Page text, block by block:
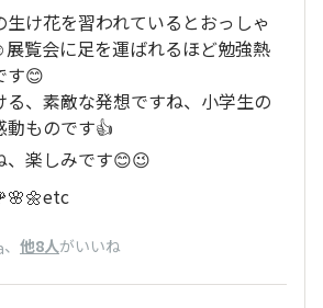
け花を習われているとおっしゃ
覧会に足を運ばれるほど勉強熱
す😊
る、素敵な発想ですね、小学生の
動ものです👍
、楽しみです😊😉
、 他8人がいいね